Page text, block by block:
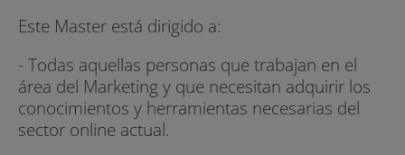
Este Master está dirigido a:
- Todas aquellas personas que trabajan en el
área del Marketing y que necesitan adquirir los
conocimientos y herramientas necesarias del
sector online actual.